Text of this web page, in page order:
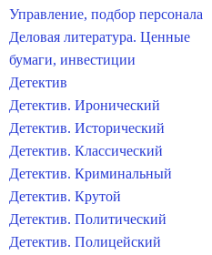
Управление, подбор персонала
Деловая литература. Ценные
бумаги, инвестиции
Детектив
Детектив. Иронический
Детектив. Исторический
Детектив. Классический
Детектив. Криминальный
Детектив. Крутой
Детектив. Политический
Детектив. Полицейский